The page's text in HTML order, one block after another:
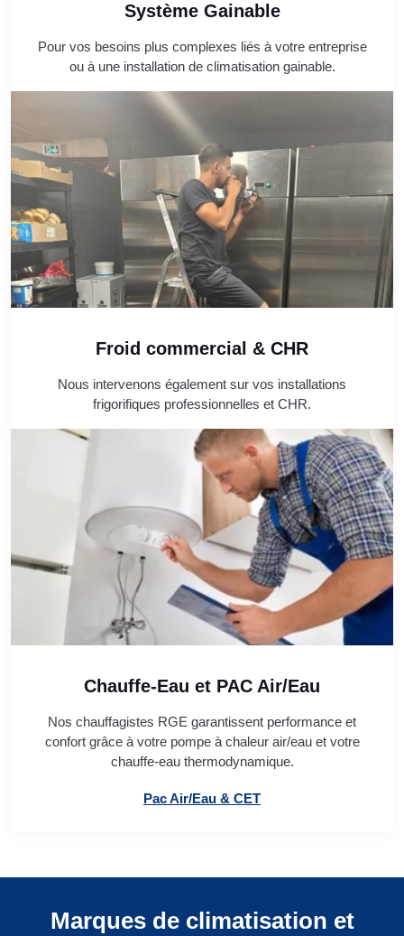
Système Gainable
Pour vos besoins plus complexes liés à votre entreprise
ou à une installation de climatisation gainable.
Froid commercial & CHR
Nous intervenons également sur vos installations
frigorifiques professionnelles et CHR.
Chauffe-Eau et PAC Air/Eau
Nos chauffagistes RGE garantissent performance et
confort grâce à votre pompe à chaleur air/eau et votre
chauffe-eau thermodynamique.
Pac Air/Eau & CET
Marques de climatisation et